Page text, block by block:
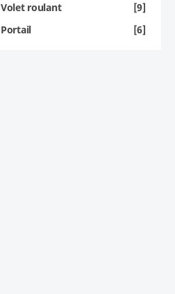
Volet roulant
[9]
Portail
[6]